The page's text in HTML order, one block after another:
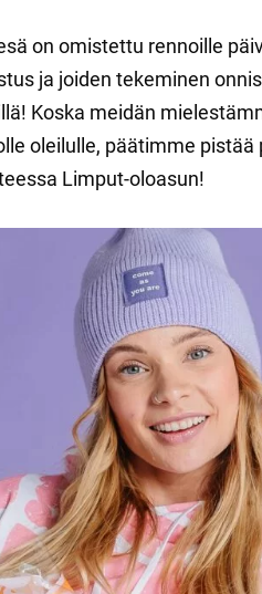
on omistettu rennoille
ja joiden tekeminen
Koska meidän
oleilulle, päätimme pistää
Limput-oloasun!